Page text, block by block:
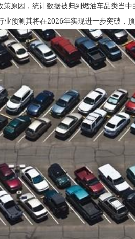
原因，统计数据被归到燃油车品类当
业预测其将在2026年实现进一步突破，